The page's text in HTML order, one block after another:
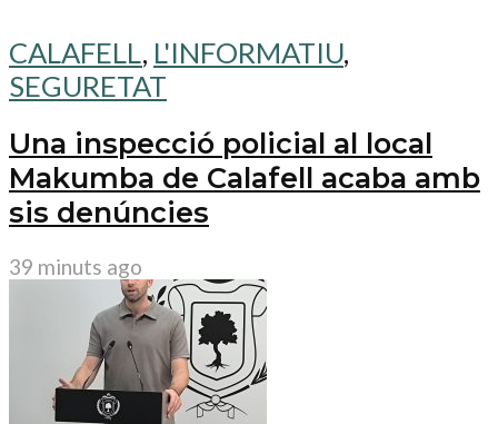
CALAFELL, L'INFORMATIU,
SEGURETAT
Una inspecció policial al local
Makumba de Calafell acaba amb
sis denúncies
39 minuts ago